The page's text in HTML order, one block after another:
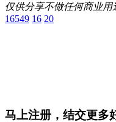
仅供分享不做任何商业用
16549 16 20
马上注册，结交更多